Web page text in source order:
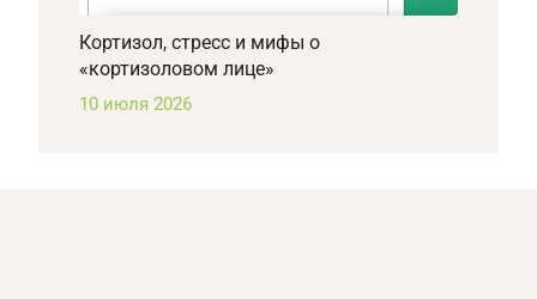
Кортизол, стресс и мифы о
«кортизоловом лице»
10 июля 2026